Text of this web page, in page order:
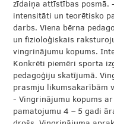
zīdaiņa attīstības posmā.
intensitāti un teorētisko
darbs. Viena bērna
un fizioloģiskais
vingrinājumu kopums.
Konkrēti piemēri sporta
pedagoģiju skatījumā.
prasmju likumsakarībām
- Vingrinājumu kopums
pamatojumu 4 – 5 gadi